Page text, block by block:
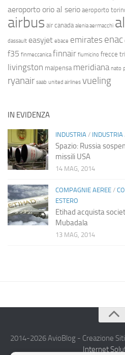
aeroporto orio al serio aeroporto
airbus air canada alenia aermacchi
dassault easyjet ebace emirates enac
f35 finmeccanica finnair fiumicino frecce
livingston malpensa meridiana nato
ryanair saab united airlines vueling
IN EVIDENZA
INDUSTRIA / INDUSTRIA
Spazio: Russia
missili USA
14 MAG, 2014
COMPAGNIE AEREE /
ESTERO
Etihad acquista
Mubadala
13 MAG, 2014
Chi Siamo
2014-2026 AvioBlog - Creazione
Internet